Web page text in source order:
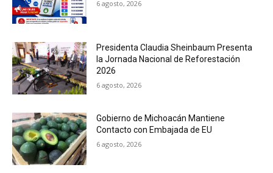
6 agosto, 2026
Presidenta Claudia Sheinbaum Presenta
la Jornada Nacional de Reforestación
2026
6 agosto, 2026
Gobierno de Michoacán Mantiene
Contacto con Embajada de EU
6 agosto, 2026